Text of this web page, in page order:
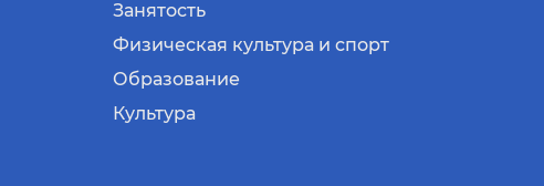
Занятость
Физическая культура и спорт
Образование
Культура